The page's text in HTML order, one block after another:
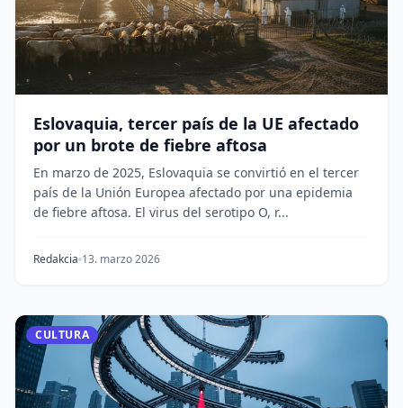
Eslovaquia, tercer país de la UE afectado
por un brote de fiebre aftosa
En marzo de 2025, Eslovaquia se convirtió en el tercer
país de la Unión Europea afectado por una epidemia
de fiebre aftosa. El virus del serotipo O, r...
Redakcia 13. marzo 2026
CULTURA